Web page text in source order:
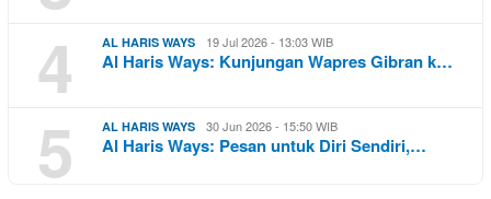
4 AL HARIS WAYS 19 Jul 2026 - 13:03 WIB
Al Haris Ways: Kunjungan Wapres Gibran k…
5 AL HARIS WAYS 30 Jun 2026 - 15:50 WIB
Al Haris Ways: Pesan untuk Diri Sendiri,…